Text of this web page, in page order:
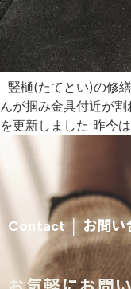
竪樋(たてとい)の修
んが掴み金具付近が
を更新しました 昨今
Contact │ お問い